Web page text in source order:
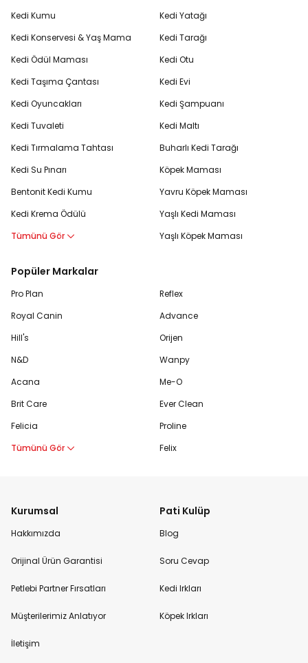
Kedi Kumu
Kedi Konservesi & Yaş Mama
Kedi Ödül Maması
Kedi Taşıma Çantası
Kedi Oyuncakları
Kedi Tuvaleti
Kedi Tırmalama Tahtası
Kedi Su Pınarı
Bentonit Kedi Kumu
Kedi Krema Ödülü
Tümünü Gör
Kedi Yatağı
Kedi Tarağı
Kedi Otu
Kedi Evi
Kedi Şampuanı
Kedi Maltı
Buharlı Kedi Tarağı
Köpek Maması
Yavru Köpek Maması
Yaşlı Kedi Maması
Yaşlı Köpek Maması
Popüler Markalar
Pro Plan
Royal Canin
Hill's
N&D
Acana
Brit Care
Felicia
Tümünü Gör
Reflex
Advance
Orijen
Wanpy
Me-O
Ever Clean
Proline
Felix
Kurumsal
Hakkımızda
Orijinal Ürün Garantisi
Petlebi Partner Fırsatları
Müşterilerimiz Anlatıyor
İletişim
Pati Kulüp
Blog
Soru Cevap
Kedi Irkları
Köpek Irkları